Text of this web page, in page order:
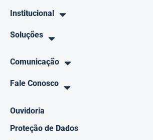
Institucional
Soluções
Comunicação
Fale Conosco
Ouvidoria
Proteção de Dados